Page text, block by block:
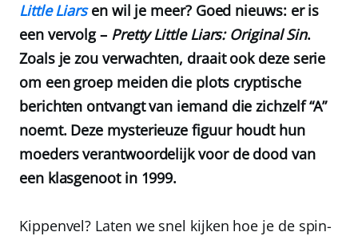
Little Liarsen wil je meer? Goed nieuws: er is
een vervolg – Pretty Little Liars: Original Sin.
Zoals je zou verwachten, draait ook deze serie
om een groep meiden die plots cryptische
berichten ontvangt van iemand die zichzelf “A”
noemt. Deze mysterieuze figuur houdt hun
moeders verantwoordelijk voor de dood van
een klasgenoot in 1999.
Kippenvel? Laten we snel kijken hoe je de spin-